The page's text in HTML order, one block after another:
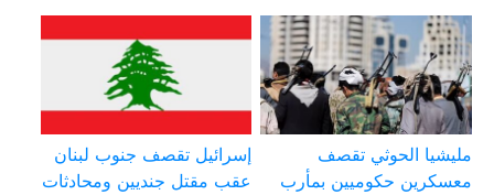
مليشيا الحوثي تقصف
معسكرين حكوميين بمأرب
إسرائيل تقصف جنوب لبنان
عقب مقتل جنديين ومحادثات